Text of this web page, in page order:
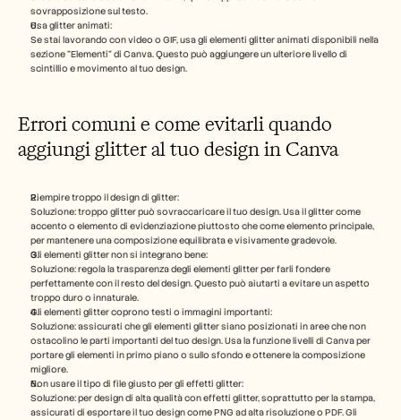
sovrapposizione sul testo.
Usa glitter animati:
Se stai lavorando con video o GIF, usa gli elementi glitter animati disponibili nella
sezione "Elementi" di Canva. Questo può aggiungere un ulteriore livello di
scintillio e movimento al tuo design.
Errori comuni e come evitarli quando
aggiungi glitter al tuo design in Canva
Riempire troppo il design di glitter:
Soluzione: troppo glitter può sovraccaricare il tuo design. Usa il glitter come
accento o elemento di evidenziazione piuttosto che come elemento principale,
per mantenere una composizione equilibrata e visivamente gradevole.
Gli elementi glitter non si integrano bene:
Soluzione: regola la trasparenza degli elementi glitter per farli fondere
perfettamente con il resto del design. Questo può aiutarti a evitare un aspetto
troppo duro o innaturale.
Gli elementi glitter coprono testi o immagini importanti:
Soluzione: assicurati che gli elementi glitter siano posizionati in aree che non
ostacolino le parti importanti del tuo design. Usa la funzione livelli di Canva per
portare gli elementi in primo piano o sullo sfondo e ottenere la composizione
migliore.
Non usare il tipo di file giusto per gli effetti glitter:
Soluzione: per design di alta qualità con effetti glitter, soprattutto per la stampa,
assicurati di esportare il tuo design come PNG ad alta risoluzione o PDF. Gli